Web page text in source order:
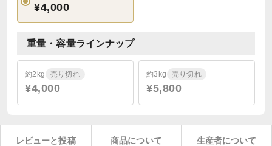
¥4,000
重量・容量ラインナップ
約2kg 売り切れ
¥4,000
約3kg 売り切れ
¥5,800
レビューと投稿 商品について 生産者について